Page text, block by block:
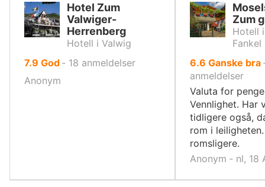
Hotel Zum
Valwiger-
Herrenberg
Hotell i Valwig
7.9 av
God ‐ 18 anmeldelser
Anonym
Zum
Hotell
Fankel
6.6 av
10,
Ganske bra
anmeldelser
Valuta for
Vennlighet. Har
tidligere også,
rom i
romsligere.
Anonym ‐ nl, 18